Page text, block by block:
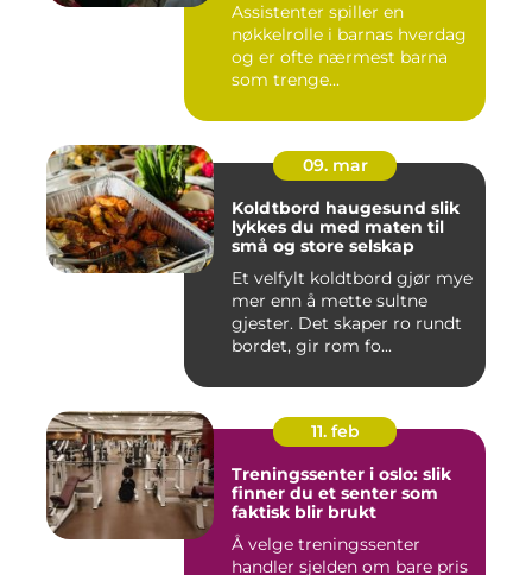
Assistenter spiller en
nøkkelrolle i barnas hverdag
og er ofte nærmest barna
som trenge...
09. mar
Koldtbord haugesund slik
lykkes du med maten til
små og store selskap
Et velfylt koldtbord gjør mye
mer enn å mette sultne
gjester. Det skaper ro rundt
bordet, gir rom fo...
11. feb
Treningssenter i oslo: slik
finner du et senter som
faktisk blir brukt
Å velge treningssenter
handler sjelden om bare pris